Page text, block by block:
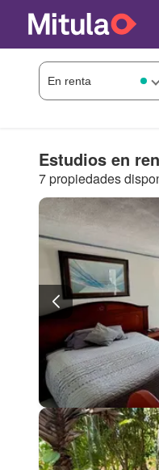
Estudios en
7 propiedades